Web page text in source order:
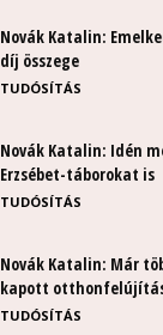
Novák Katalin:
díj összege
TUDÓSÍTÁS
Novák Katalin: Idén
Erzsébet-táborokat is
TUDÓSÍTÁS
Novák Katalin: Már
kapott
TUDÓSÍTÁS